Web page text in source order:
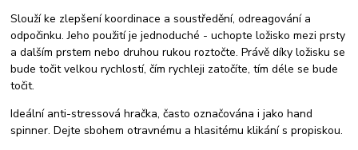
Slouží ke zlepšení koordinace a soustředění, odreagování a
odpočinku. Jeho použití je jednoduché - uchopte ložisko mezi prsty
a dalším prstem nebo druhou rukou roztočte. Právě díky ložisku se
bude točit velkou rychlostí, čím rychleji zatočíte, tím déle se bude
točit.
Ideální anti-stressová hračka, často označována i jako hand
spinner. Dejte sbohem otravnému a hlasitému klikání s propiskou.